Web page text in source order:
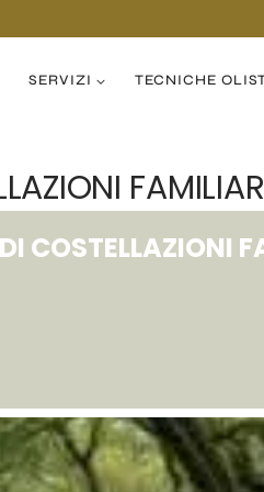
SERVIZI TECNICHE
COSTELLAZIONI